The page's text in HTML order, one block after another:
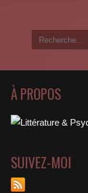
À PROPOS
SUIVEZ-MOI